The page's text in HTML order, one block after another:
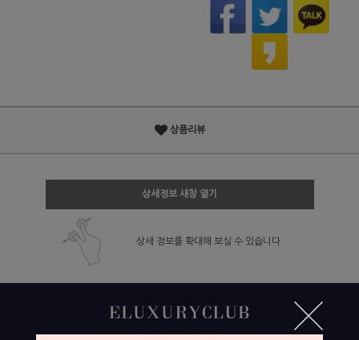
상품리뷰
상세정보 새창 열기
상세 정보를 확대해 보실 수 있습니다.